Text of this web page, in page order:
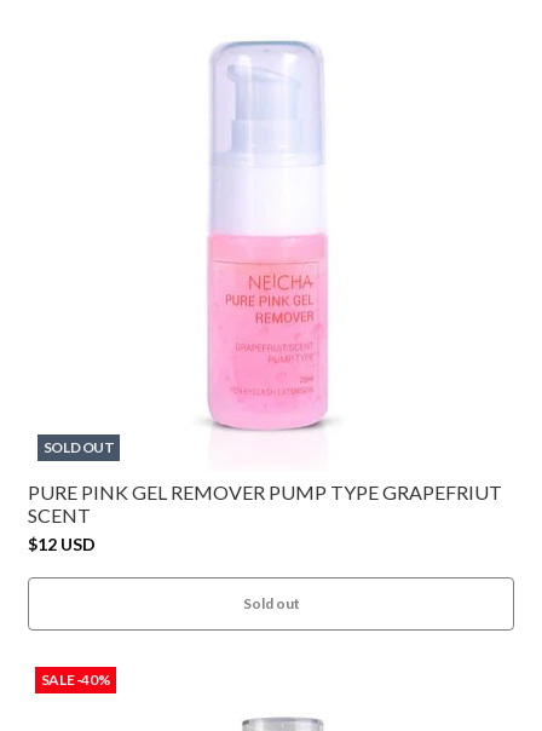
SOLD OUT
PURE PINK GEL REMOVER PUMP TYPE GRAPEFRIUT
SCENT
$12 USD
Sold out
SALE -40%